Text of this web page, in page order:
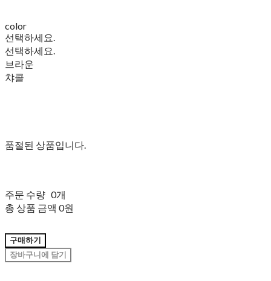
color
선택하세요.
선택하세요.
브라운
챠콜
품절된 상품입니다.
주문 수량 0개
총 상품 금액 0원
구매하기
장바구니에 담기